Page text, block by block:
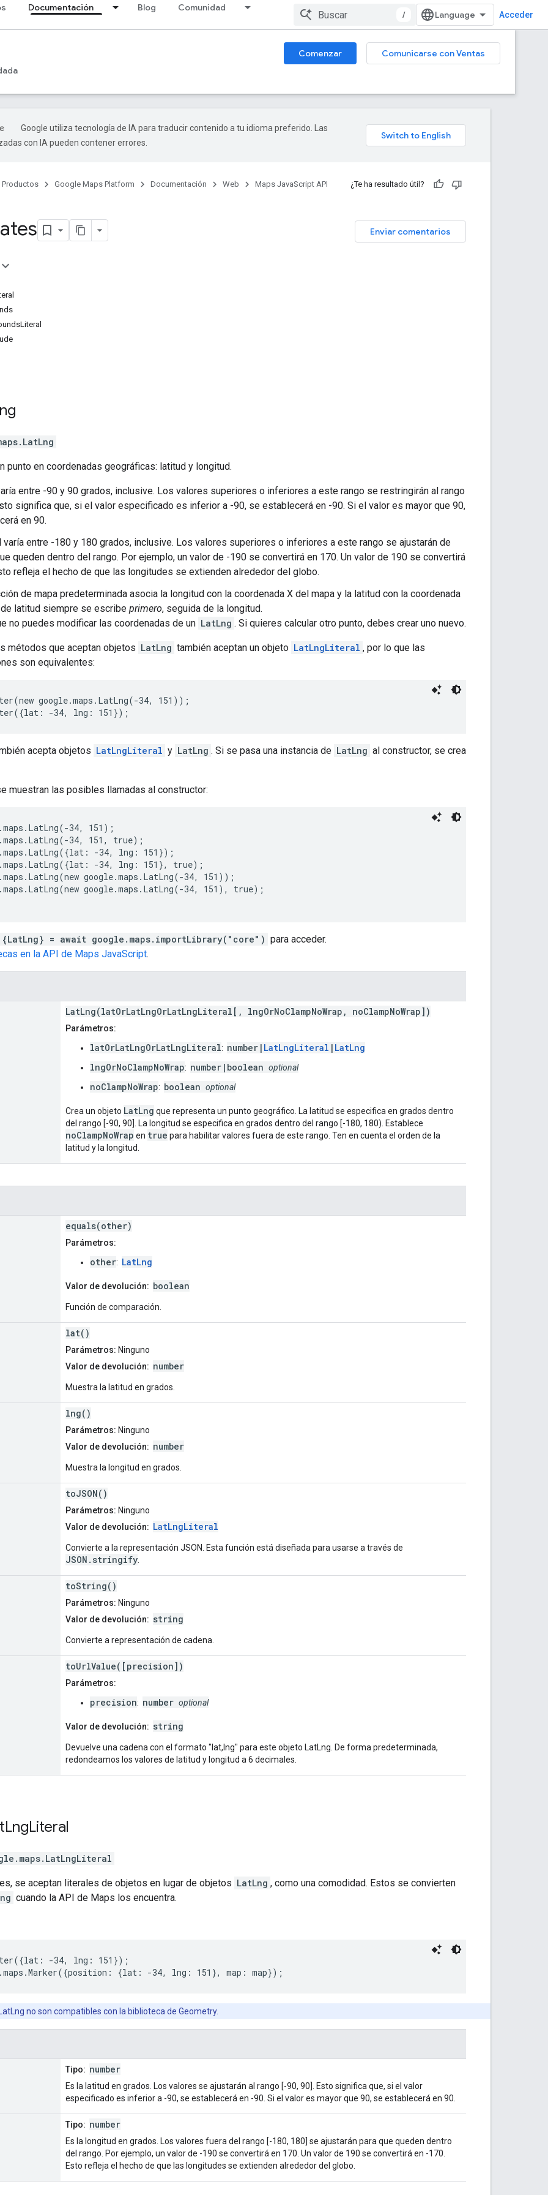
Documentación Blog Comunidad
/ Acceder
Comenzar
Comunicarse con Ventas
Google utiliza tecnología de IA para traducir contenido a tu idioma preferido. Las
con IA pueden contener errores.
Productos Google Maps Platform Documentación Web
Maps JavaScript API
¿Te ha resultado útil?
Enviar comentarios
Literal
. LatLng
punto en coordenadas geográficas: latitud y longitud.
entre -90 y 90 grados, inclusive. Los valores superiores o inferiores a este rango se restringirán al rango
significa que, si el valor especificado es inferior a -90, se establecerá en -90. Si el valor es mayor que 90,
en 90.
varía entre -180 y 180 grados, inclusive. Los valores superiores o inferiores a este rango se ajustarán de
queden dentro del rango. Por ejemplo, un valor de -190 se convertirá en 170. Un valor de 190 se convertirá
refleja el hecho de que las longitudes se extienden alrededor del globo.
de mapa predeterminada asocia la longitud con la coordenada X del mapa y la latitud con la coordenada
de latitud siempre se escribe primero, seguida de la longitud.
no puedes modificar las coordenadas de un LatLng . Si quieres calcular otro punto, debes crear uno nuevo.
métodos que aceptan objetos LatLng también aceptan un objeto LatLngLiteral , por lo que las
son equivalentes:
google.maps.LatLng(-34, 151));
-34, lng: 151});
acepta objetos LatLngLiteral y LatLng . Si se pasa una instancia de LatLng al constructor, se crea
muestran las posibles llamadas al constructor:
34, 151);
34, 151, true);
-34, lng: 151});
-34, lng: 151}, true);
google.maps.LatLng(-34, 151));
google.maps.LatLng(-34, 151), true);
= await google.maps.importLibrary("core") para acceder.
en la API de Maps JavaScript.
LatLng(latOrLatLngOrLatLngLiteral[, lngOrNoClampNoWrap, noClampNoWrap])
Parámetros:
latOrLatLngOrLatLngLiteral: number| LatLngLiteral | LatLng
lngOrNoClampNoWrap: number|boolean optional
noClampNoWrap: boolean optional
Crea un objeto LatLng que representa un punto geográfico. La latitud se especifica en grados dentro
del rango [-90, 90]. La longitud se especifica en grados dentro del rango [-180, 180). Establece
noClampNoWrap en true para habilitar valores fuera de este rango. Ten en cuenta el orden de la
latitud y la longitud.
equals(other)
Parámetros:
other: LatLng
Valor de devolución: boolean
Función de comparación.
lat()
Parámetros: Ninguno
Valor de devolución: number
Muestra la latitud en grados.
lng()
Parámetros: Ninguno
Valor de devolución: number
Muestra la longitud en grados.
toJSON()
Parámetros: Ninguno
Valor de devolución: LatLngLiteral
Convierte a la representación JSON. Esta función está diseñada para usarse a través de
JSON.stringify
toString()
Parámetros: Ninguno
Valor de devolución: string
Convierte a representación de cadena.
toUrlValue([precision])
Parámetros:
precision: number optional
Valor de devolución: string
Devuelve una cadena con el formato "lat,lng" para este objeto LatLng. De forma predeterminada,
redondeamos los valores de latitud y longitud a 6 decimales.
LngLiteral
. LatLngLiteral
se aceptan literales de objetos en lugar de objetos LatLng , como una comodidad. Estos se convierten
cuando la API de Maps los encuentra.
-34, lng: 151});
{lat: -34, lng: 151}, map: map});
no son compatibles con la biblioteca de Geometry.
Tipo: number
Es la latitud en grados. Los valores se ajustarán al rango [-90, 90]. Esto significa que, si el valor
especificado es inferior a -90, se establecerá en -90. Si el valor es mayor que 90, se establecerá en 90.
Tipo: number
Es la longitud en grados. Los valores fuera del rango [-180, 180] se ajustarán para que queden dentro
del rango. Por ejemplo, un valor de -190 se convertirá en 170. Un valor de 190 se convertirá en -170.
Esto refleja el hecho de que las longitudes se extienden alrededor del globo.